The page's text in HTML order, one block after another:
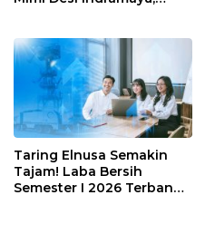
Ketagihan!
Taring Elnusa Semakin
Tajam! Laba Bersih
Semester I 2026 Terbang